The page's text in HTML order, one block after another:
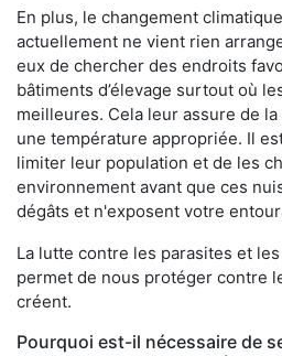
En plus, le changement
actuellement ne vient rien
eux de chercher des endroits
bâtiments d’élevage surtout où
meilleures. Cela leur assure de
une température appropriée. Il
limiter leur population et de les
environnement avant que ces
dégâts et n'exposent votre
La lutte contre les parasites et
permet de nous protéger contre
créent.
Pourquoi est-il nécessaire de